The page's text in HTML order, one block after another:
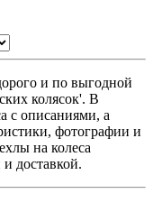
и по выгодной
колясок'. В
с описаниями, а
фотографии и
на колеса
доставкой.